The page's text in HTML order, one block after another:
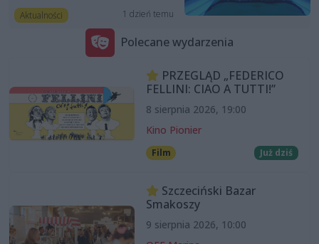
Aktualności 1 dzień temu
Polecane wydarzenia
PRZEGLĄD „FEDERICO
FELLINI: CIAO A TUTTI!”
8 sierpnia 2026, 19:00
Kino Pionier
Film Już dziś
Szczeciński Bazar
Smakoszy
9 sierpnia 2026, 10:00